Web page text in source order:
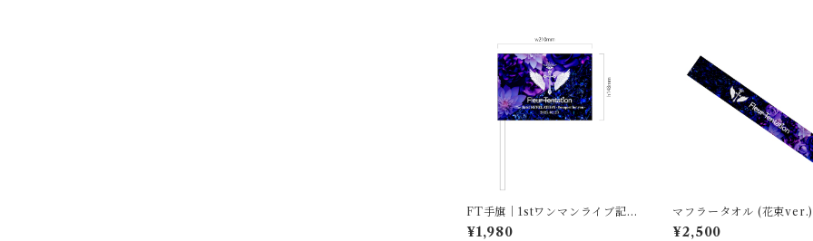
FT手旗｜1stワンマンライブ記念
品
¥1,980
マフラータオル (花束
ur Tentation
¥2,500